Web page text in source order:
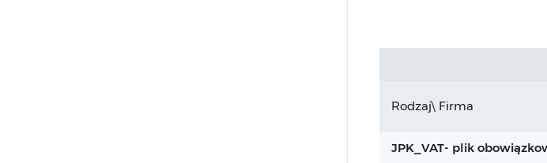
Rodzaj\ Firma
JPK_VAT- plik